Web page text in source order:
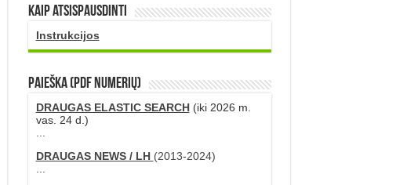
Kaip atsispausdinti
Instrukcijos
PAIEŠKA (PDF numerių)
DRAUGAS ELASTIC SEARCH(iki 2026 m.
vas. 24 d.)
...
DRAUGAS NEWS / LH (2013-2024)
...